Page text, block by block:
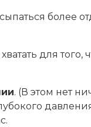
более
для
. (В этом нет